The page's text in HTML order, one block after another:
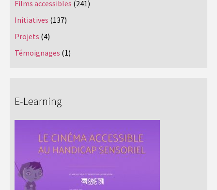
Films accessibles (241)
Initiatives (137)
Projets (4)
Témoignages (1)
E-Learning